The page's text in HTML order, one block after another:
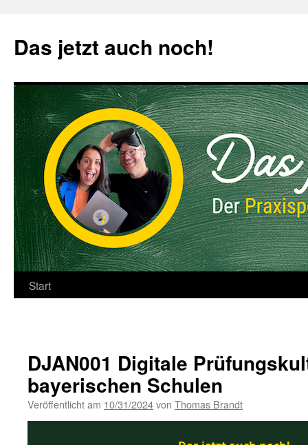
springen
Das jetzt auch noch!
Start
DJAN001 Digitale
bayerischen Schulen
Veröffentlicht am 10/31/2024von Thomas Brandt